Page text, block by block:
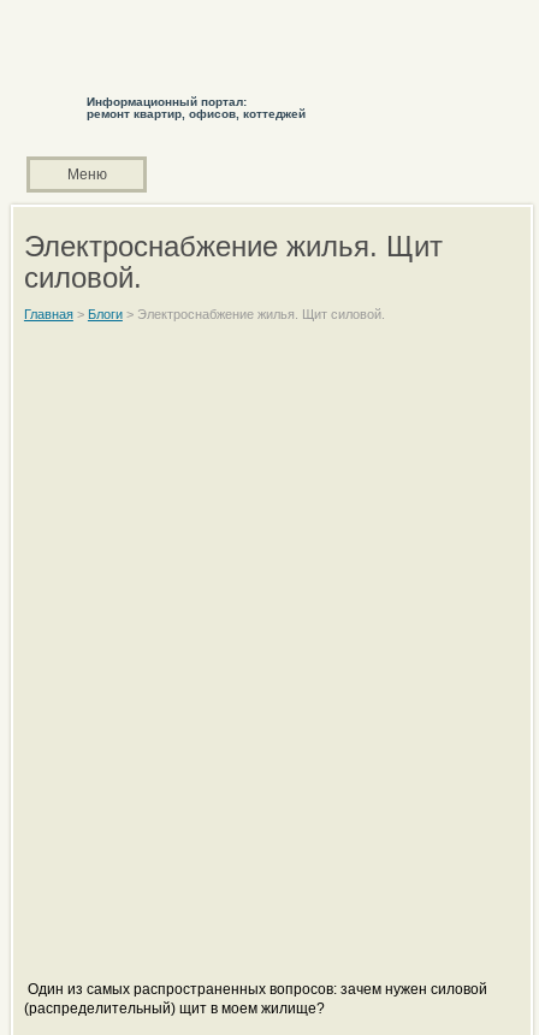
Информационный портал:
ремонт квартир, офисов, коттеджей
Меню
Электроснабжение жилья. Щит
силовой.
Главная> Блоги> Электроснабжение жилья. Щит силовой.
Один из самых распространенных вопросов: зачем нужен силовой
(распределительный) щит в моем жилище?